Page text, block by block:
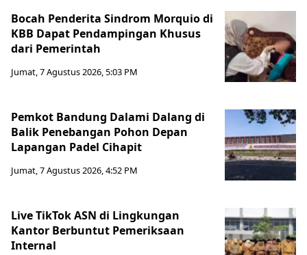
Bocah Penderita Sindrom Morquio di
KBB Dapat Pendampingan Khusus
dari Pemerintah
Jumat, 7 Agustus 2026, 5:03 PM
Pemkot Bandung Dalami Dalang di
Balik Penebangan Pohon Depan
Lapangan Padel Cihapit
Jumat, 7 Agustus 2026, 4:52 PM
Live TikTok ASN di Lingkungan
Kantor Berbuntut Pemeriksaan
Internal